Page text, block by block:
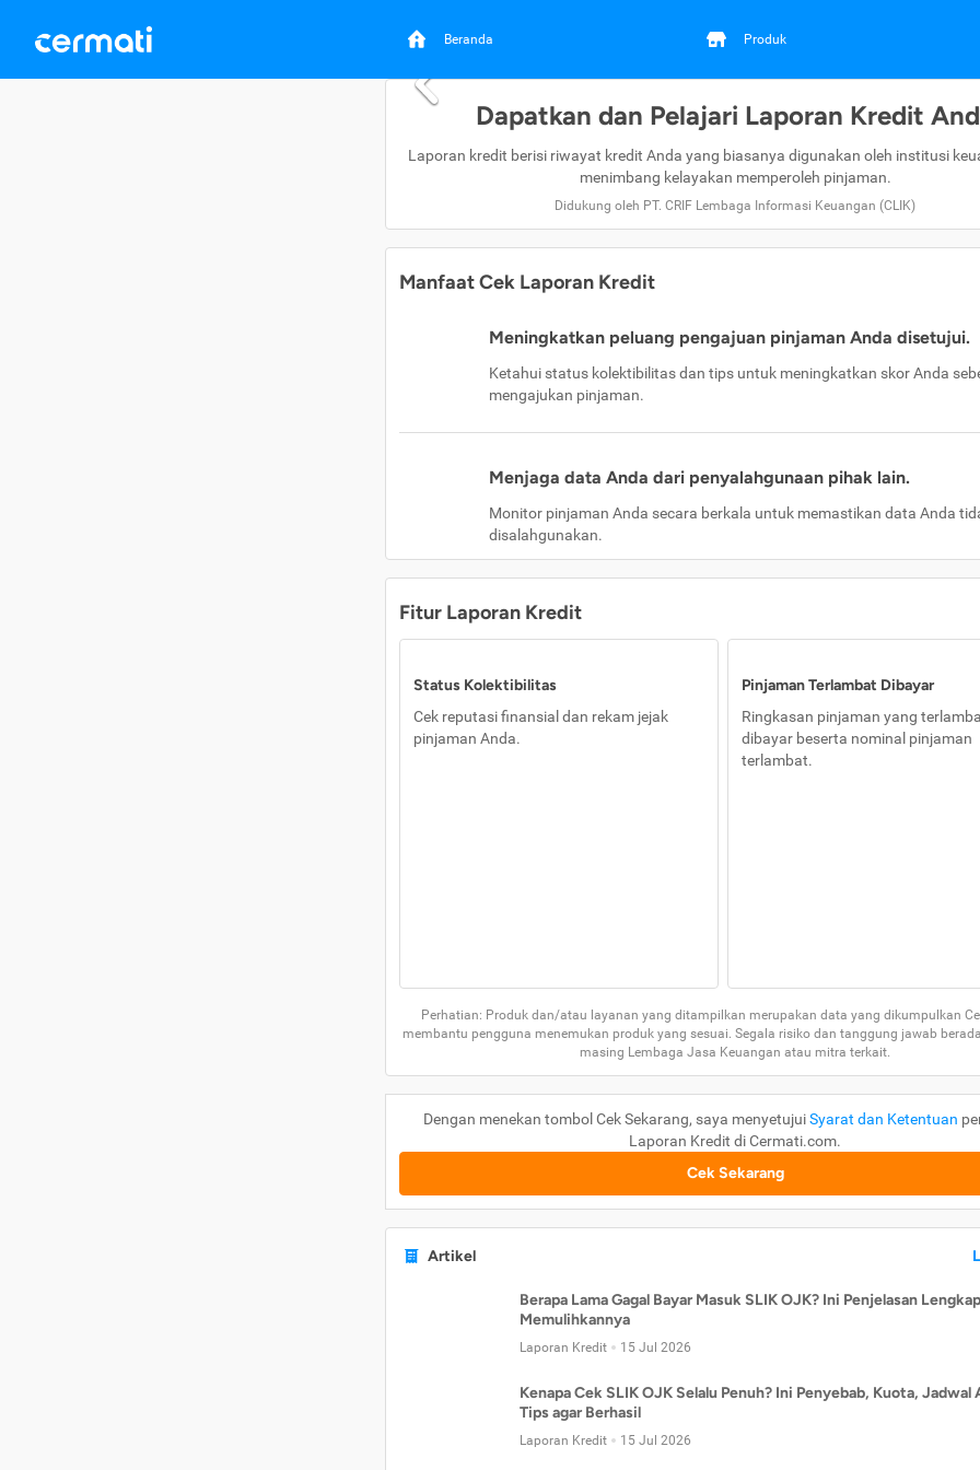
Beranda Produk
Dapatkan dan Pelajari Laporan Kredit
Laporan kredit berisi riwayat kredit Anda yang biasanya digunakan oleh institusi
menimbang kelayakan memperoleh pinjaman.
Didukung oleh PT. CRIF Lembaga Informasi Keuangan (CLIK)
Manfaat Cek Laporan Kredit
Meningkatkan peluang pengajuan pinjaman Anda disetujui.
Ketahui status kolektibilitas dan tips untuk meningkatkan skor Anda
mengajukan pinjaman.
Menjaga data Anda dari penyalahgunaan pihak lain.
Monitor pinjaman Anda secara berkala untuk memastikan data Anda
disalahgunakan.
Fitur Laporan Kredit
Status Kolektibilitas
Cek reputasi finansial dan rekam jejak
pinjaman Anda.
Pinjaman Terlambat Dibayar
Ringkasan pinjaman yang
dibayar beserta nominal pinjaman
terlambat.
Perhatian: Produk dan/atau layanan yang ditampilkan merupakan data yang dikumpulkan
membantu pengguna menemukan produk yang sesuai. Segala risiko dan tanggung jawab
masing Lembaga Jasa Keuangan atau mitra terkait.
Dengan menekan tombol Cek Sekarang, saya menyetujuiSyarat dan Ketentuan
Laporan Kredit di Cermati.com.
Cek Sekarang
Artikel
Berapa Lama Gagal Bayar Masuk SLIK OJK? Ini Penjelasan
Memulihkannya
Laporan Kredit 15 Jul 2026
Kenapa Cek SLIK OJK Selalu Penuh? Ini Penyebab, Kuota, Jadwal
Tips agar Berhasil
Laporan Kredit 15 Jul 2026